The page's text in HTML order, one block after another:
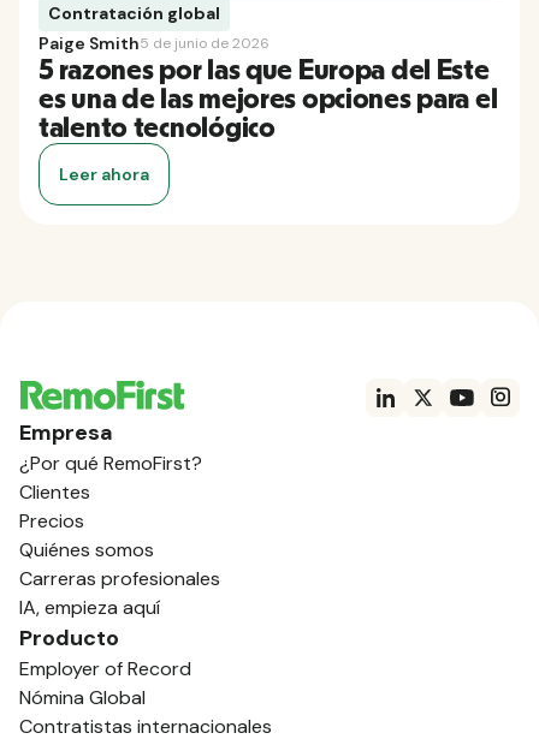
Contratación global
Paige Smith5 de junio de 2026
5 razones por las que Europa del Este
es una de las mejores opciones para el
talento tecnológico
Leer ahora
Empresa
¿Por qué RemoFirst?
Clientes
Precios
Quiénes somos
Carreras profesionales
IA, empieza aquí
Producto
Employer of Record
Nómina Global
Contratistas internacionales